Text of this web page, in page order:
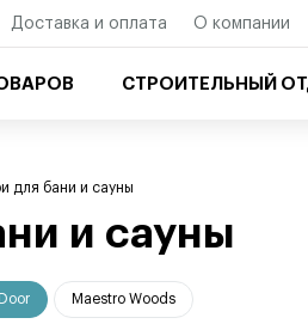
Доставка и оплата О компании
СТРОИТЕЛЬНЫЙ
для бани и сауны
и сауны
Maestro Woods